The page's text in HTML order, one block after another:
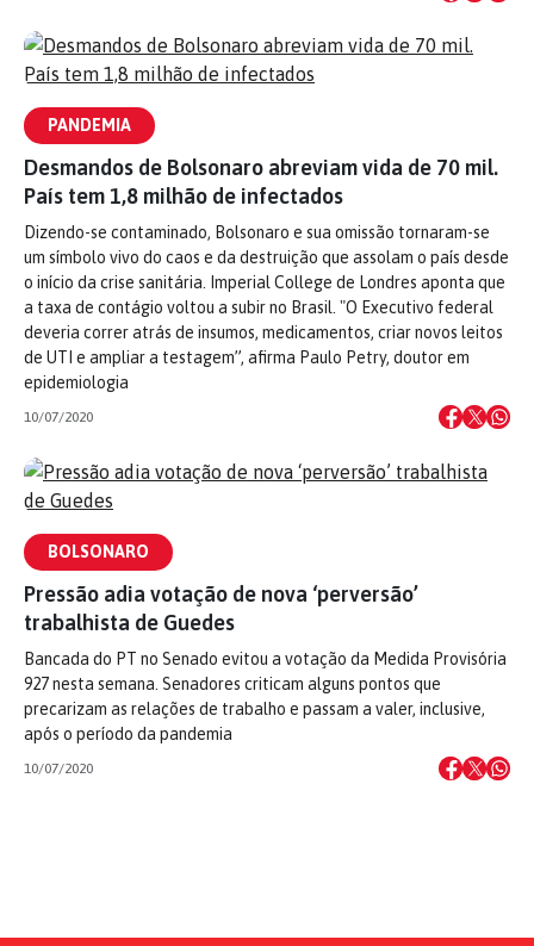
PANDEMIA
Desmandos de Bolsonaro abreviam vida de 70 mil.
País tem 1,8 milhão de infectados
Dizendo-se contaminado, Bolsonaro e sua omissão tornaram-se
um símbolo vivo do caos e da destruição que assolam o país desde
o início da crise sanitária. Imperial College de Londres aponta que
a taxa de contágio voltou a subir no Brasil. "O Executivo federal
deveria correr atrás de insumos, medicamentos, criar novos leitos
de UTI e ampliar a testagem”, afirma Paulo Petry, doutor em
epidemiologia
10/07/2020
BOLSONARO
Pressão adia votação de nova ‘perversão’
trabalhista de Guedes
Bancada do PT no Senado evitou a votação da Medida Provisória
927 nesta semana. Senadores criticam alguns pontos que
precarizam as relações de trabalho e passam a valer, inclusive,
após o período da pandemia
10/07/2020